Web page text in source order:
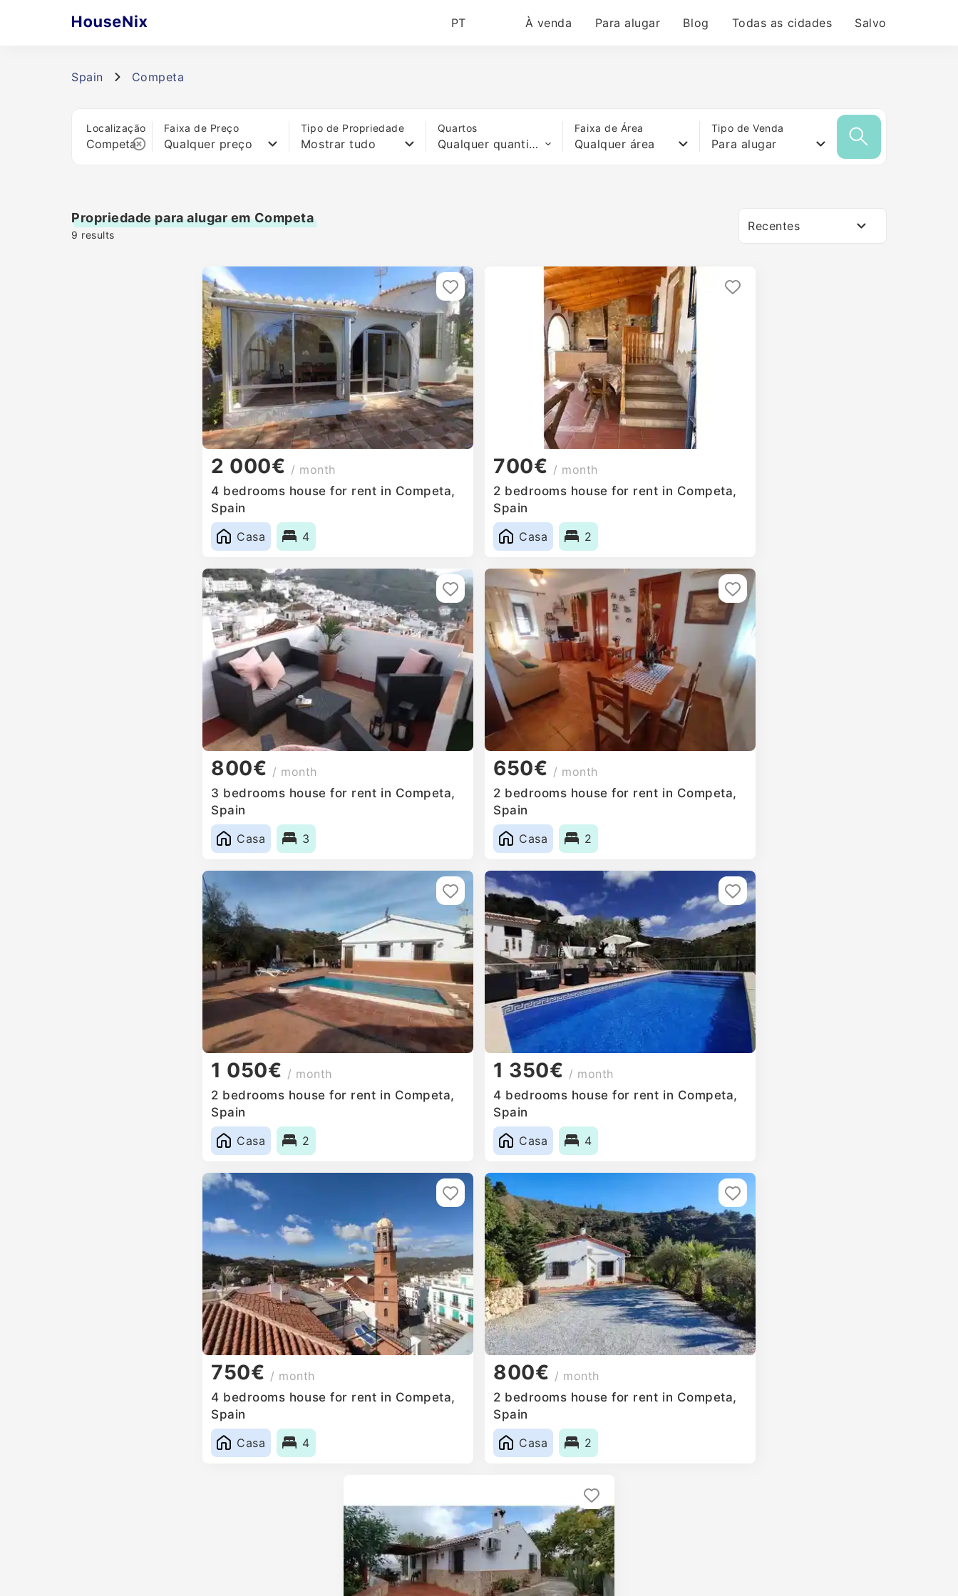
PT À venda Para alugar Blog Todas as cidades Salvo
Spain Competa
Localização Faixa de Preço
Qualquer preço
Tipo de Propriedade
Mostrar tudo
Quartos
Qualquer quantidade de quartos
Faixa de Área
Qualquer área
Tipo de Venda
Para alugar
Propriedade para alugar em Competa
9 results
Recentes
2 000€ / month
4 bedrooms house for rent in Competa,
Spain
Casa
4
700€ / month
2 bedrooms house for rent in Competa,
Spain
Casa
2
800€ / month
3 bedrooms house for rent in Competa,
Spain
Casa
3
650€ / month
2 bedrooms house for rent in Competa,
Spain
Casa
2
1 050€ / month
2 bedrooms house for rent in Competa,
Spain
Casa
2
1 350€ / month
4 bedrooms house for rent in Competa,
Spain
Casa
4
750€ / month
4 bedrooms house for rent in Competa,
Spain
Casa
4
800€ / month
2 bedrooms house for rent in Competa,
Spain
Casa
2